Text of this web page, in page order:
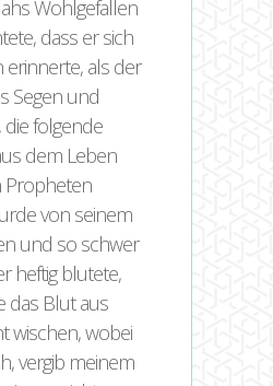
Wohlgefallen
dass er sich
erinnerte, als der
Segen und
die folgende
dem Leben
Propheten
von seinem
und so schwer
heftig blutete,
das Blut aus
wischen, wobei
vergib meinem